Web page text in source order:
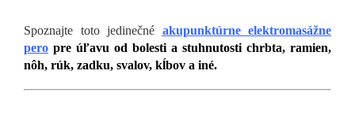
Spoznajte toto jedinečné akupunktúrne elektromasážne
pero pre úľavu od bolesti a stuhnutosti chrbta, ramien,
nôh, rúk, zadku, svalov, kĺbov a iné.